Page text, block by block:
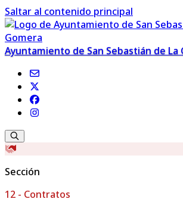
Saltar al contenido principal
Ayuntamiento de San Sebastián de La
Sección
12 - Contratos